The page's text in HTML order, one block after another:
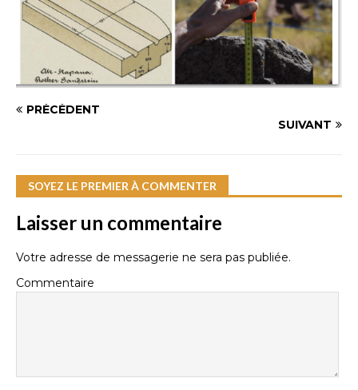
PRÉCÉDENT
SUIVANT
SOYEZ LE PREMIER À COMMENTER
Laisser un commentaire
Votre adresse de messagerie ne sera pas publiée.
Commentaire